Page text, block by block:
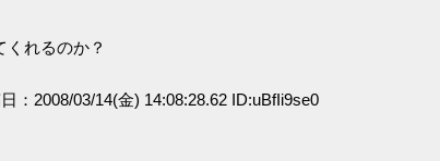
れるのか？
：2008/03/14(金) 14:08:28.62 ID:uBfIi9se0